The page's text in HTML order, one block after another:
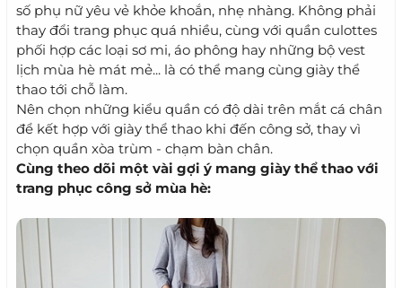
số phụ nữ yêu vẻ khỏe khoắn, nhẹ nhàng. Không phải
thay đổi trang phục quá nhiều, cùng với quần culottes
phối hợp các loại sơ mi, áo phông hay những bộ vest
lịch mùa hè mát mẻ... là có thể mang cùng giày thể
thao tới chỗ làm.
Nên chọn những kiểu quần có độ dài trên mắt cá chân
để kết hợp với giày thể thao khi đến công sở, thay vì
chọn quần xòa trùm - chạm bàn chân.
Cùng theo dõi một vài gợi ý mang giày thể thao với
trang phục công sở mùa hè: